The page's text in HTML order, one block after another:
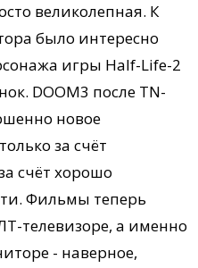
великолепная. К
было интересно
игры Half-Life-2
DOOM3 после TN-
новое
за счёт
счёт хорошо
Фильмы теперь
телевизоре, а именно
- наверное,